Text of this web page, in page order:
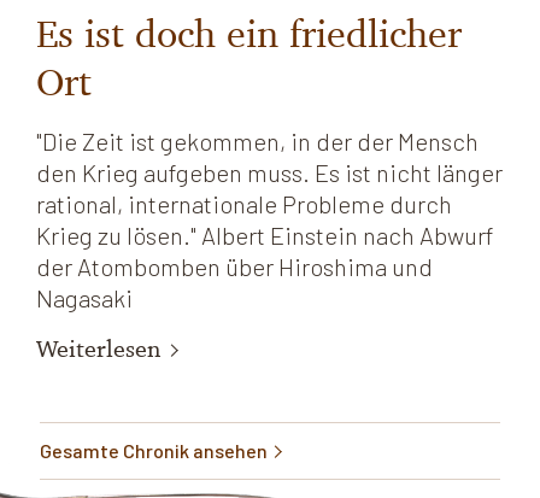
Es ist doch ein friedlicher
Ort
"Die Zeit ist gekommen, in der der Mensch
den Krieg aufgeben muss. Es ist nicht länger
rational, internationale Probleme durch
Krieg zu lösen." Albert Einstein nach Abwurf
der Atombomben über Hiroshima und
Nagasaki
Weiterlesen
Gesamte Chronik ansehen